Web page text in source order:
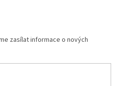
zasílat informace o nových